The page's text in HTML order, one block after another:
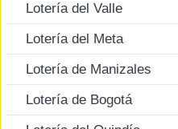
Lotería del Valle
Lotería del Meta
Lotería de Manizales
Lotería de Bogotá